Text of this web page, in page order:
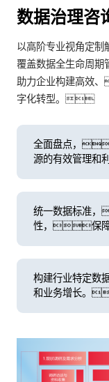
数据治理咨
以高阶专业视角定
覆盖数据全生命周
助力企业构建高效
字化转型。
全面盘点，
源的有效管理
统一数据标准
性，保
构建行业特定数
和业务增长。